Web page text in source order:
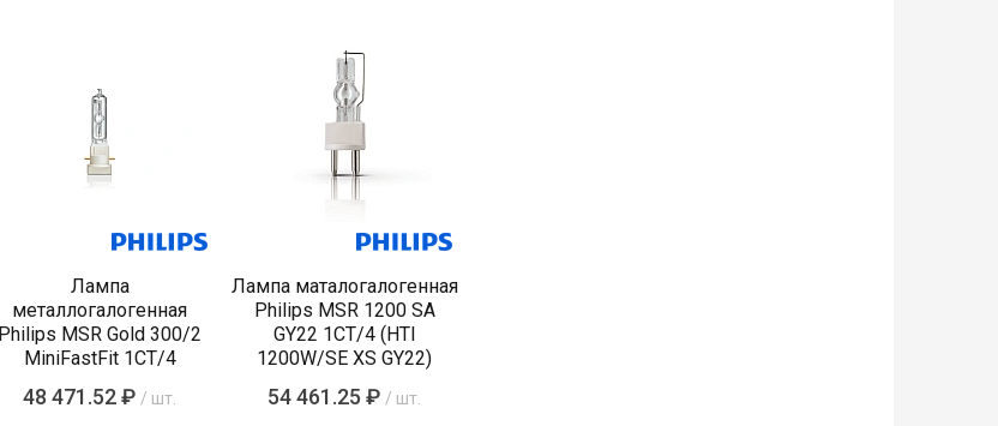
Лампа
металлогалогенная
Philips MSR Gold 300/2
MiniFastFit 1CT/4
48 471.52 ₽ / шт.
Лампа маталогалогенная
Philips MSR 1200 SA
GY22 1CT/4 (HTI
1200W/SE XS GY22)
54 461.25 ₽ / шт.